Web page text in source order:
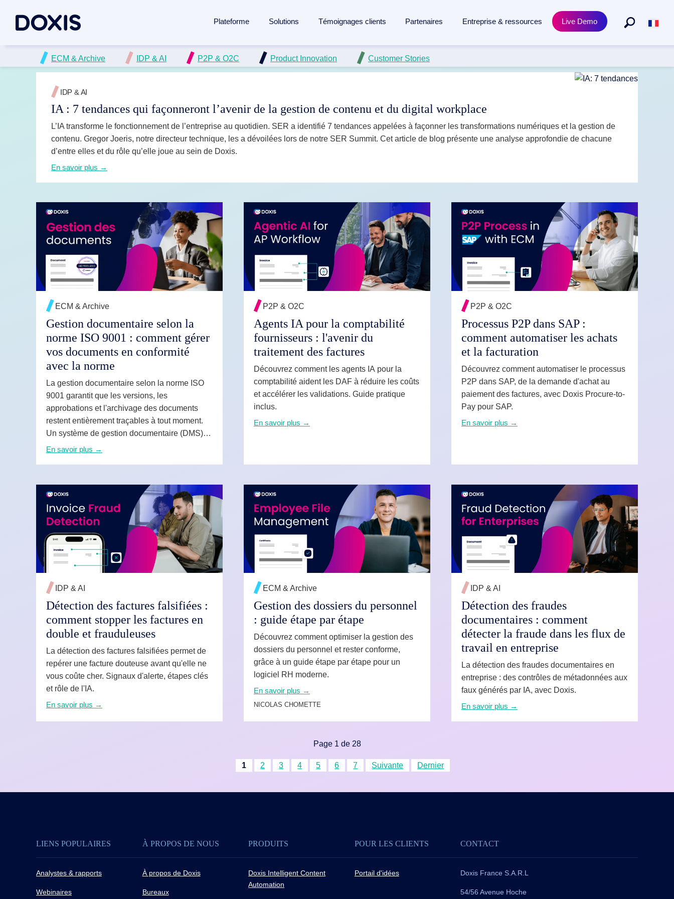
Plateforme
Doxis Intelligent Content Automation
, de la capture à l'archivage, propulsée par l'IA.
Gestion documentaire
Traitement documentaire
Automatisation documentaire pour SAP
Fonctionnalités IA
Intégrations
Déploiement & services
Solutions
Cas d’usage
Automatisation des factures
Archivage
Traitement des courriers entrants
Industries
Banques et services financiers
Logistique
Métiers
Témoignages clients Partenaires Entreprise & ressources
À propos de Doxis
Direction
Bureaux
Actualités
Apprendre
Analystes & rapports
Médiathèque
Produit
Live Demo
ECM & Archive IDP & AI P2P & O2C Product Innovation Customer Stories
EN SAVOIR
IDP & AI
IA : 7 tendances qui façonneront l’avenir de la gestion de contenu et du digital workplace
L’IA transforme le fonctionnement de l’entreprise au quotidien. SER a identifié 7 tendances appelées à façonner les transformations numériques et la gestion de
contenu. Gregor Joeris, notre directeur technique, les a dévoilées lors de notre SER Summit. Cet article de blog présente une analyse approfondie de chacune
d’entre elles et du rôle qu’elle joue au sein de Doxis.
En savoir plus →
EN SAVOIR PLUS →
ECM & Archive
Gestion documentaire selon la
norme ISO 9001 : comment gérer
vos documents en conformité
avec la norme
La gestion documentaire selon la norme ISO
9001 garantit que les versions, les
approbations et l'archivage des documents
restent entièrement traçables à tout moment.
Un système de gestion documentaire (DMS)
aide les entreprises à gérer efficacement les
En savoir plus →
EN SAVOIR PLUS →
P2P & O2C
Agents IA pour la comptabilité
fournisseurs : l'avenir du
traitement des factures
Découvrez comment les agents IA pour la
comptabilité aident les DAF à réduire les coûts
et accélérer les validations. Guide pratique
inclus.
En savoir plus →
EN SAVOIR PLUS →
P2P & O2C
Processus P2P dans SAP :
comment automatiser les achats
et la facturation
Découvrez comment automatiser le processus
P2P dans SAP, de la demande d'achat au
paiement des factures, avec Doxis Procure-to-
Pay pour SAP.
En savoir plus →
EN SAVOIR PLUS →
IDP & AI
Détection des factures falsifiées :
comment stopper les factures en
double et frauduleuses
La détection des factures falsifiées permet de
repérer une facture douteuse avant qu'elle ne
vous coûte cher. Signaux d'alerte, étapes clés
et rôle de l'IA.
En savoir plus →
EN SAVOIR PLUS →
ECM & Archive
Gestion des dossiers du personnel
: guide étape par étape
Découvrez comment optimiser la gestion des
dossiers du personnel et rester conforme,
grâce à un guide étape par étape pour un
logiciel RH moderne.
En savoir plus →
NICOLAS CHOMETTE
EN SAVOIR PLUS →
IDP & AI
Détection des fraudes
documentaires : comment
détecter la fraude dans les flux de
travail en entreprise
La détection des fraudes documentaires en
entreprise : des contrôles de métadonnées aux
faux générés par IA, avec Doxis.
En savoir plus →
Page 1 de 28
1 2 3 4 5 6 7 Suivante Dernier
LIENS POPULAIRES
Analystes & rapports
Webinaires
À PROPOS DE NOUS
À propos de Doxis
Bureaux
PRODUITS
Doxis Intelligent Content
Automation
POUR LES CLIENTS
Portail d'idées
CONTACT
Doxis France S.A.R.L
54/56 Avenue Hoche